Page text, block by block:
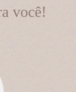
você!